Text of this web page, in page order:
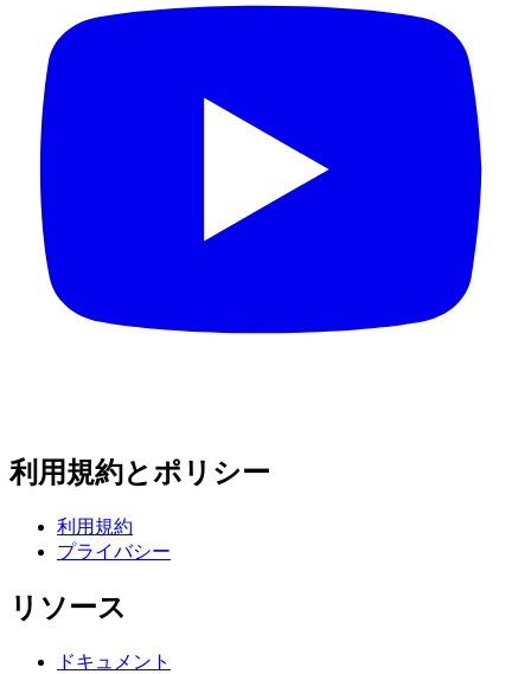
利用規約とポリシー
利用規約
プライバシー
リソース
ドキュメント